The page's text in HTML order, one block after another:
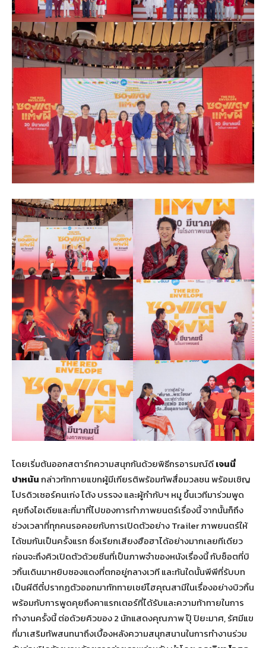
โดยเริ่มต้นออกสตาร์ทความสนุกกันด้วยพิธีกรอารมณ์ดีเจนนี่
ปาหนันกล่าวทักทายแขกผู้มีเกียรติพร้อมทัพสื่อมวลชน พร้อมเชิญ
โปรดิวเซอร์คนเก่ง โต้ง บรรจง และผู้กำกับฯ หมู ขึ้นเวทีมาร่วมพูด
คุยถึงไอเดียและที่มาที่ไปของการทำภาพยนตร์เรื่องนี้ จากนั้นก็ถึง
ช่วงเวลาที่ทุกคนรอคอยกับการเปิดตัวอย่าง Trailer ภาพยนตร์ให้
ได้ชมกันเป็นครั้งแรก ซึ่งเรียกเสียงฮือฮาได้อย่างมากเลยทีเดียว
ก่อนจะถึงคิวเปิดตัวด้วยซีนที่เป็นภาพจำของหนังเรื่องนี้ กับซ็อตที่บิ
วกิ้นเดินมาหยิบซองแดงที่ตกอยู่กลางเวที และทันใดนั้นพีพีที่รับบท
เป็นผีตีตี๋ปรากฏตัวออกมาทักทายเชย์ไฮคุณสามีในเรื่องอย่างบิวกิ้น
พร้อมกับการพูดคุยถึงคาแรกเตอร์ที่ได้รับและความท้าทายในการ
ทำงานครั้งนี้ ต่อด้วยคิวของ 2 นักแสดงคุณภาพ ปุ๊ ปิยะมาศ, รัศมีแข
ที่มาเสริมทัพสนทนาถึงเบื้องหลังความสนุกสนานในการทำงานร่วม